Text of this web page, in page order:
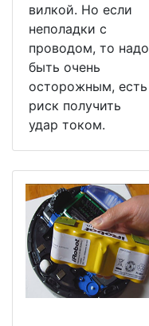
вилкой. Но если
неполадки с
проводом, то надо
быть очень
осторожным, есть
риск получить
удар током.